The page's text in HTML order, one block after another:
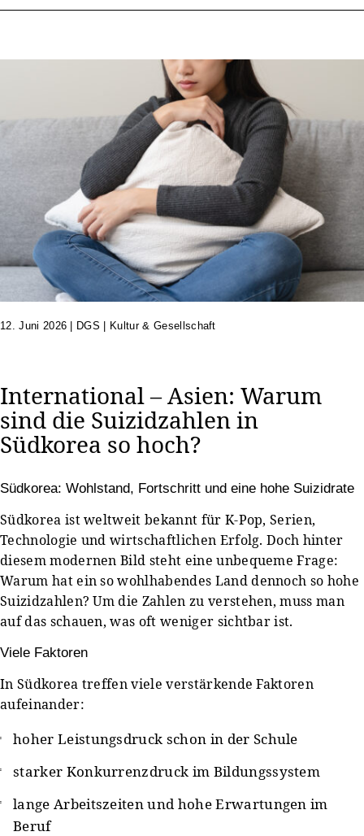
12. Juni 2026 DGS | Kultur & Gesellschaft
International – Asien: Warum
sind die Suizidzahlen in
Südkorea so hoch?
Südkorea: Wohlstand, Fortschritt und eine hohe Suizidrate
Südkorea ist weltweit bekannt für K-Pop, Serien,
Technologie und wirtschaftlichen Erfolg. Doch hinter
diesem modernen Bild steht eine unbequeme Frage:
Warum hat ein so wohlhabendes Land dennoch so hohe
Suizidzahlen? Um die Zahlen zu verstehen, muss man
auf das schauen, was oft weniger sichtbar ist.
Viele Faktoren
In Südkorea treffen viele verstärkende Faktoren
aufeinander:
hoher Leistungsdruck schon in der Schule
starker Konkurrenzdruck im Bildungssystem
lange Arbeitszeiten und hohe Erwartungen im
Beruf